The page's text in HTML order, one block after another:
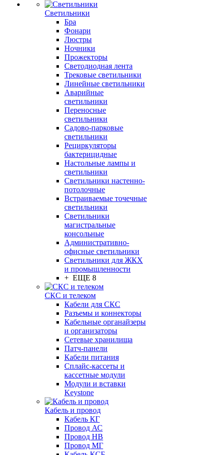
Светильники
Бра
Фонари
Люстры
Ночники
Прожекторы
Светодиодная лента
Трековые светильники
Линейные светильники
Аварийные
светильники
Переносные
светильники
Садово-парковые
светильники
Рециркуляторы
бактерицидные
Настольные лампы и
светильники
Светильники настенно-
потолочные
Встраиваемые точечные
светильники
Светильники
магистральные
консольные
Административно-
офисные светильники
Светильники для ЖКХ
и промышленности
+ ЕЩЕ 8
СКС и телеком
Кабели для СКС
Разъемы и коннекторы
Кабельные органайзеры
и организаторы
Сетевые хранилища
Патч-панели
Кабели питания
Сплайс-кассеты и
кассетные модули
Модули и вставки
Keystone
Кабель и провод
Кабель КГ
Провод АС
Провод НВ
Провод МГ